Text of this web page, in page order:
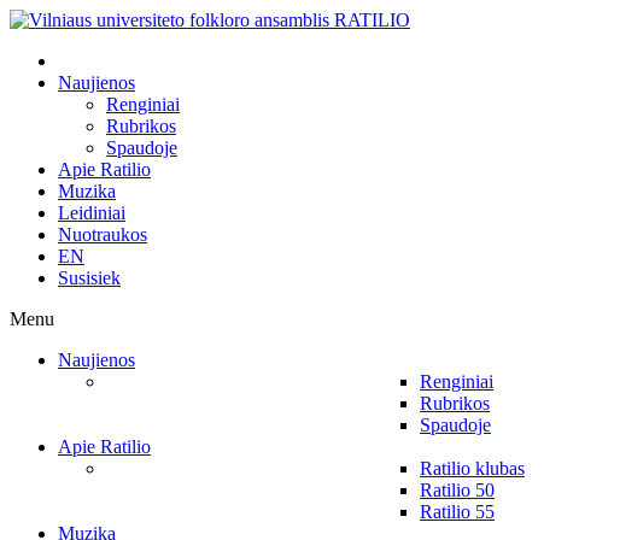
Naujienos
Renginiai
Rubrikos
Spaudoje
Apie Ratilio
Muzika
Leidiniai
Nuotraukos
EN
Susisiek
Menu
Naujienos
Renginiai
Rubrikos
Spaudoje
Apie Ratilio
Ratilio klubas
Ratilio 50
Ratilio 55
Muzika